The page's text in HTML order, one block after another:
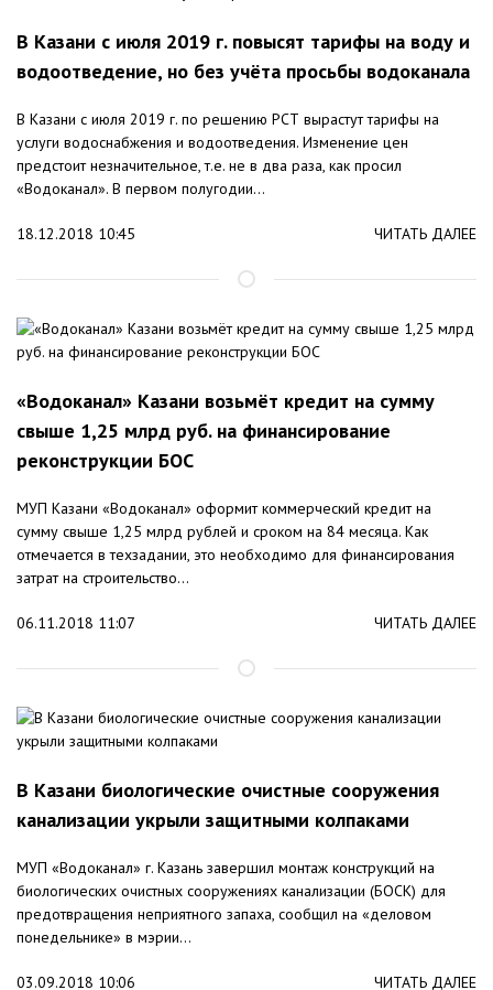
В Казани с июля 2019 г. повысят тарифы на воду и
водоотведение, но без учёта просьбы водоканала
В Казани с июля 2019 г. по решению РСТ вырастут тарифы на
услуги водоснабжения и водоотведения. Изменение цен
предстоит незначительное, т.е. не в два раза, как просил
«Водоканал». В первом полугодии...
18.12.2018 10:45 ЧИТАТЬ ДАЛЕЕ
«Водоканал» Казани возьмёт кредит на сумму
свыше 1,25 млрд руб. на финансирование
реконструкции БОС
МУП Казани «Водоканал» оформит коммерческий кредит на
сумму свыше 1,25 млрд рублей и сроком на 84 месяца. Как
отмечается в техзадании, это необходимо для финансирования
затрат на строительство...
06.11.2018 11:07 ЧИТАТЬ ДАЛЕЕ
В Казани биологические очистные сооружения
канализации укрыли защитными колпаками
МУП «Водоканал» г. Казань завершил монтаж конструкций на
биологических очистных сооружениях канализации (БОСК) для
предотвращения неприятного запаха, сообщил на «деловом
понедельнике» в мэрии...
03.09.2018 10:06 ЧИТАТЬ ДАЛЕЕ